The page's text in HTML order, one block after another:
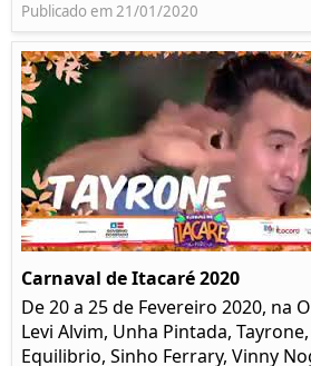
Publicado em 21/01/2020
Carnaval de Itacaré 2020
De 20 a 25 de Fevereiro 2020, na
Levi Alvim, Unha Pintada,
Equilibrio, Sinho Ferrary, Vinny